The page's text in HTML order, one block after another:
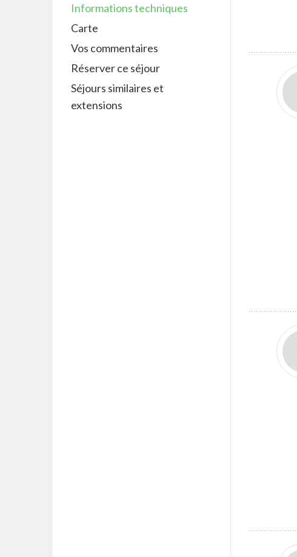
Informations techniques
Carte
Vos commentaires
Réserver ce séjour
Séjours similaires et
extensions